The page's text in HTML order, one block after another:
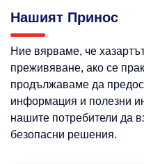
Нашият Принос
Ние вярваме, че
преживяване, ако се
продължаваме да
информация и полезни
нашите потребители да
безопасни решения.